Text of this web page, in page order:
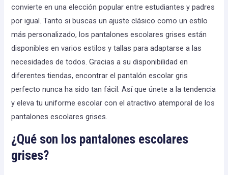
convierte en una elección popular entre estudiantes y padres
por igual. Tanto si buscas un ajuste clásico como un estilo
más personalizado, los pantalones escolares grises están
disponibles en varios estilos y tallas para adaptarse a las
necesidades de todos. Gracias a su disponibilidad en
diferentes tiendas, encontrar el pantalón escolar gris
perfecto nunca ha sido tan fácil. Así que únete a la tendencia
y eleva tu uniforme escolar con el atractivo atemporal de los
pantalones escolares grises.
¿Qué son los pantalones escolares
grises?